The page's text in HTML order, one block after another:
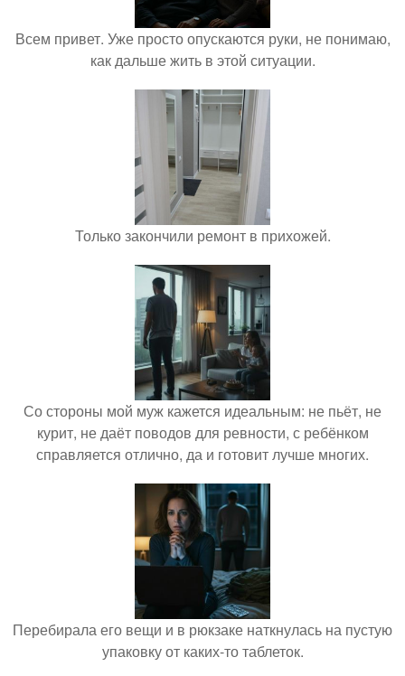
Всем привет. Уже просто опускаются руки, не понимаю,
как дальше жить в этой ситуации.
Только закончили ремонт в прихожей.
Со стороны мой муж кажется идеальным: не пьёт, не
курит, не даёт поводов для ревности, с ребёнком
справляется отлично, да и готовит лучше многих.
Перебирала его вещи и в рюкзаке наткнулась на пустую
упаковку от каких-то таблеток.